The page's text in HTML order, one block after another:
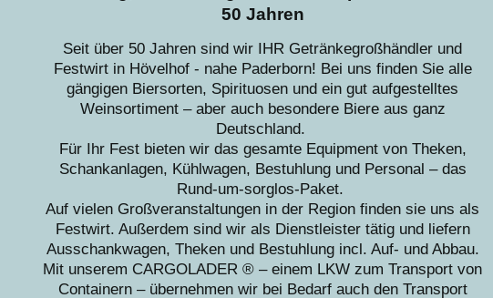
50 Jahren
Seit über 50 Jahren sind wir IHR Getränkegroßhändler und
Festwirt in Hövelhof - nahe Paderborn! Bei uns finden Sie alle
gängigen Biersorten, Spirituosen und ein gut aufgestelltes
Weinsortiment – aber auch besondere Biere aus ganz
Deutschland.
Für Ihr Fest bieten wir das gesamte Equipment von Theken,
Schankanlagen, Kühlwagen, Bestuhlung und Personal – das
Rund-um-sorglos-Paket.
Auf vielen Großveranstaltungen in der Region finden sie uns als
Festwirt. Außerdem sind wir als Dienstleister tätig und liefern
Ausschankwagen, Theken und Bestuhlung incl. Auf- und Abbau.
Mit unserem CARGOLADER ® – einem LKW zum Transport von
Containern – übernehmen wir bei Bedarf auch den Transport